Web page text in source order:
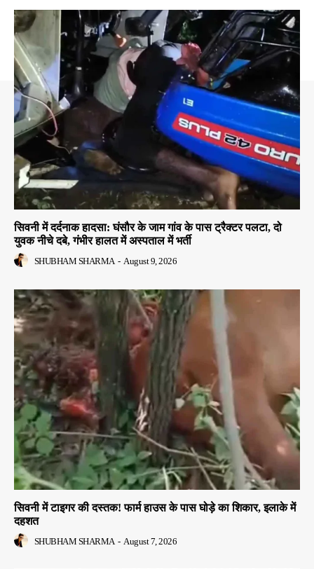
सिवनी में दर्दनाक हादसा: घंसौर के जाम गांव के पास ट्रैक्टर पलटा, दो
युवक नीचे दबे, गंभीर हालत में अस्पताल में भर्ती
SHUBHAM SHARMA - August 9, 2026
सिवनी में टाइगर की दस्तक! फार्म हाउस के पास घोड़े का शिकार, इलाके में
दहशत
SHUBHAM SHARMA - August 7, 2026